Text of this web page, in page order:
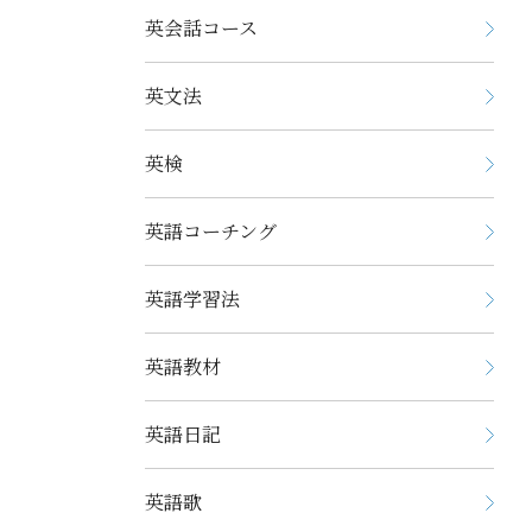
英会話コース
英文法
英検
英語コーチング
英語学習法
英語教材
英語日記
英語歌